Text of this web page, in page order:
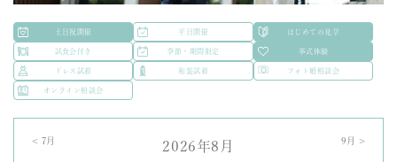
土日祝開催 平日開催 はじめての見学
試食会付き 季節・期間限定 挙式体験
ドレス試着 和装試着 フォト婚相談会
オンライン相談会
2026年8月 9 月 >
< 7 月